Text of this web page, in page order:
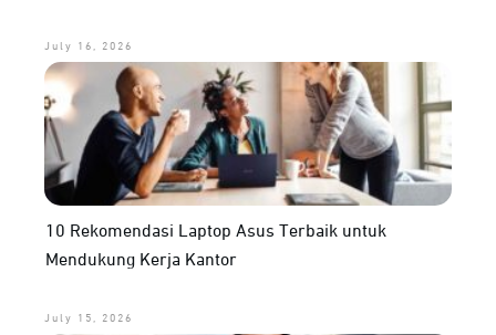
July 16, 2026
10 Rekomendasi Laptop Asus Terbaik untuk
Mendukung Kerja Kantor
July 15, 2026